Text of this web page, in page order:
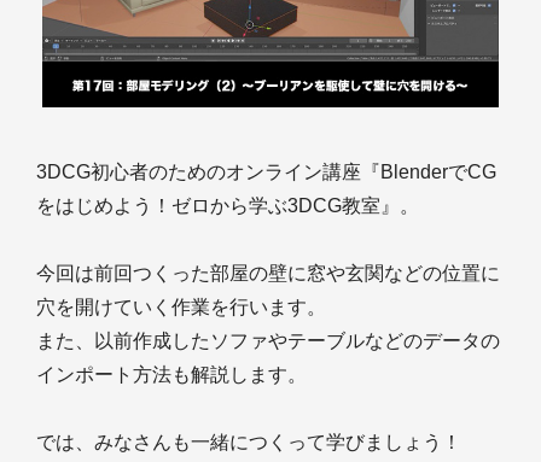
3DCG初心者のためのオンライン講座『BlenderでCG
をはじめよう！ゼロから学ぶ3DCG教室』。
今回は前回つくった部屋の壁に窓や玄関などの位置に
穴を開けていく作業を行います。
また、以前作成したソファやテーブルなどのデータの
インポート方法も解説します。
では、みなさんも一緒につくって学びましょう！